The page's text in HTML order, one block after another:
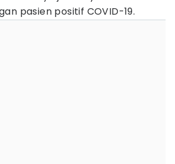
pasien positif COVID-19.